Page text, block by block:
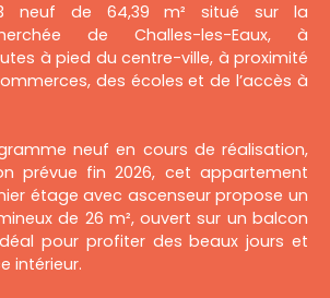
neuf de 64,39 m² situé sur la
de Challes-les-Eaux, à
à pied du centre-ville, à proximité
des écoles et de l’accès à
neuf en cours de réalisation,
prévue fin 2026, cet appartement
étage avec ascenseur propose un
de 26 m², ouvert sur un balcon
idéal pour profiter des beaux jours et
intérieur.